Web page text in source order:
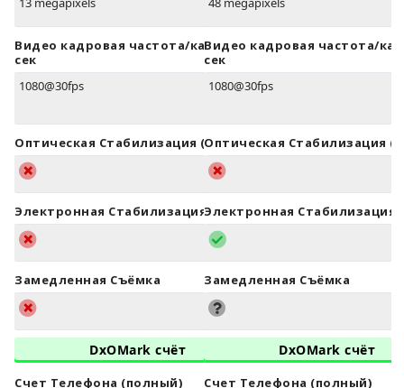
Видео кадровая частота/кадров в
сек
1080@30fps
Оптическая Стабилизация (OIS)
Электронная Стабилизация (EIS)
Замедленная Съёмка
DxOMark счёт
Счет Телефона (полный)
Видео кадровая частота/
сек
1080@30fps
Оптическая Стабилизация
Электронная Стабилизация
Замедленная Съёмка
DxOMark счёт
Счет Телефона (полный)